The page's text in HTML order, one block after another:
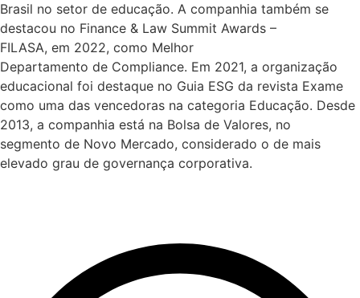
Brasil no setor de educação. A companhia também se
destacou no Finance & Law Summit Awards –
FILASA, em 2022, como Melhor
Departamento de Compliance. Em 2021, a organização
educacional foi destaque no Guia ESG da revista Exame
como uma das vencedoras na categoria Educação. Desde
2013, a companhia está na Bolsa de Valores, no
segmento de Novo Mercado, considerado o de mais
elevado grau de governança corporativa.